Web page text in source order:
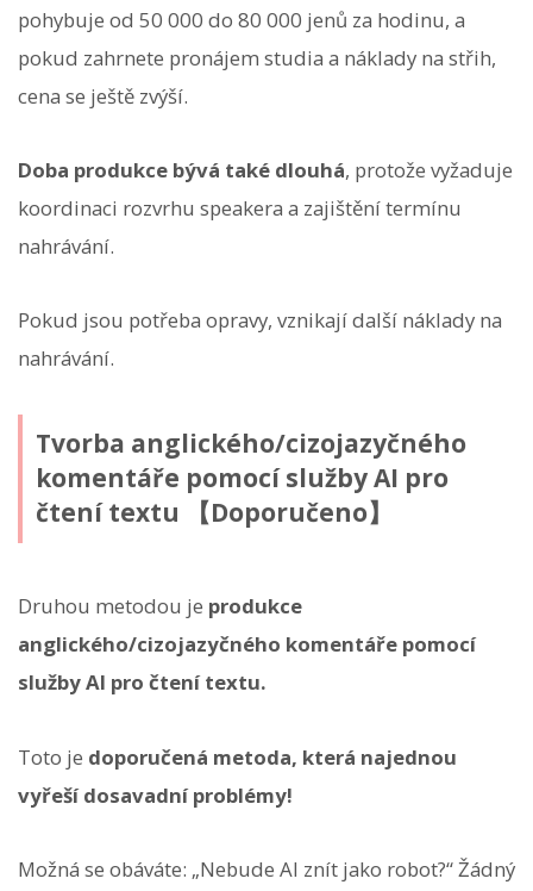
pohybuje od 50 000 do 80 000 jenů za hodinu, a
pokud zahrnete pronájem studia a náklady na střih,
cena se ještě zvýší.
Doba produkce bývá také dlouhá, protože vyžaduje
koordinaci rozvrhu speakera a zajištění termínu
nahrávání.
Pokud jsou potřeba opravy, vznikají další náklady na
nahrávání.
Tvorba anglického/cizojazyčného
komentáře pomocí služby AI pro
čtení textu 【Doporučeno】
Druhou metodou je produkce
anglického/cizojazyčného komentáře pomocí
služby AI pro čtení textu.
Toto je doporučená metoda, která najednou
vyřeší dosavadní problémy!
Možná se obáváte: „Nebude AI znít jako robot?“ Žádný